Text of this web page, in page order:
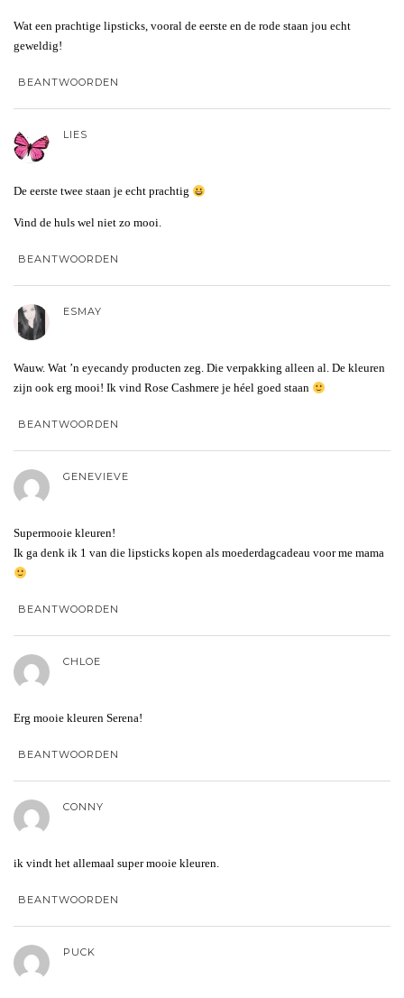
Wat een prachtige lipsticks, vooral de eerste en de rode staan jou echt
geweldig!
BEANTWOORDEN
LIES
De eerste twee staan je echt prachtig
Vind de huls wel niet zo mooi.
BEANTWOORDEN
ESMAY
Wauw. Wat ’n eyecandy producten zeg. Die verpakking alleen al. De kleuren
zijn ook erg mooi! Ik vind Rose Cashmere je héel goed staan
BEANTWOORDEN
GENEVIEVE
Supermooie kleuren!
Ik ga denk ik 1 van die lipsticks kopen als moederdagcadeau voor me mama
BEANTWOORDEN
CHLOE
Erg mooie kleuren Serena!
BEANTWOORDEN
CONNY
ik vindt het allemaal super mooie kleuren.
BEANTWOORDEN
PUCK